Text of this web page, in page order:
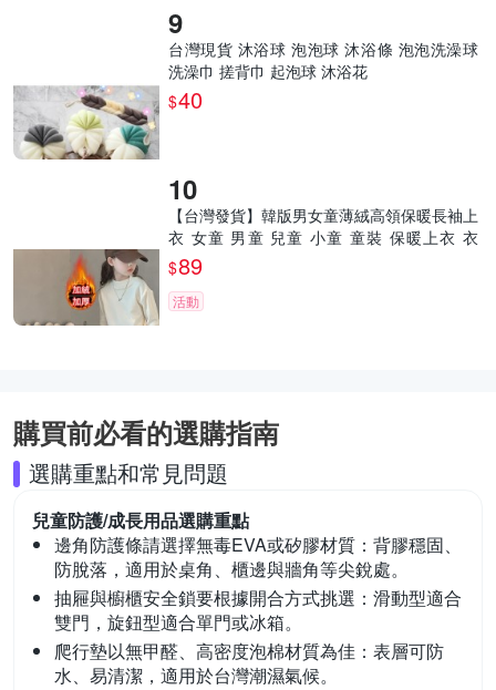
台灣現貨 沐浴球 泡泡球 沐浴條 泡泡洗澡球
洗澡巾 搓背巾 起泡球 沐浴花
$40
【台灣發貨】韓版男女童薄絨高領保暖長袖上
衣 女童 男童 兒童 小童 童裝 保暖上衣 衣
服 發
$89
活動
購買前必看的選購指南
選購重點和常見問題
兒童防護/成長用品選購重點
邊角防護條請選擇無毒EVA或矽膠材質： 背膠穩固、
防脫落，適用於桌角、櫃邊與牆角等尖銳處。
抽屜與櫥櫃安全鎖要根據開合方式挑選： 滑動型適合
雙門，旋鈕型適合單門或冰箱。
爬行墊以無甲醛、高密度泡棉材質為佳： 表層可防
水、易清潔，適用於台灣潮濕氣候。